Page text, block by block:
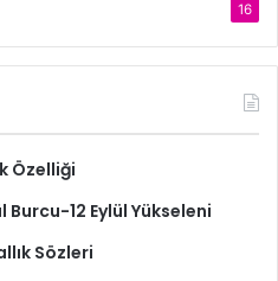
16
Özelliği
Burcu-12 Eylül Yükseleni
Sözleri